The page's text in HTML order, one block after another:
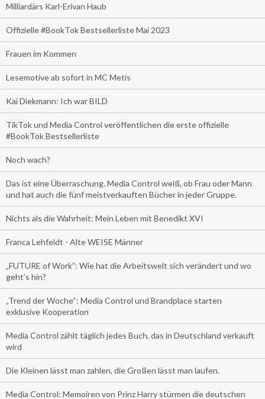
Milliardärs Karl-Erivan Haub
Offizielle #BookTok Bestsellerliste Mai 2023
Frauen im Kommen
Lesemotive ab sofort in MC Metis
Kai Diekmann: Ich war BILD
TikTok und Media Control veröffentlichen die erste offizielle
#BookTok Bestsellerliste
Noch wach?
Das ist eine Überraschung. Media Control weiß, ob Frau oder Mann
und hat auch die fünf meistverkauften Bücher in jeder Gruppe.
Nichts als die Wahrheit: Mein Leben mit Benedikt XVI
Franca Lehfeldt - Alte WEISE Männer
„FUTURE of Work”: Wie hat die Arbeitswelt sich verändert und wo
geht’s hin?
„Trend der Woche“: Media Control und Brandplace starten
exklusive Kooperation
Media Control zählt täglich jedes Buch, das in Deutschland verkauft
wird
Die Kleinen lässt man zahlen, die Großen lässt man laufen.
Media Control: Memoiren von Prinz Harry stürmen die deutschen